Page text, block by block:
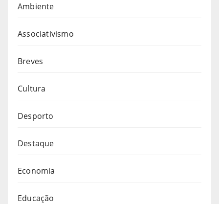
Ambiente
Associativismo
Breves
Cultura
Desporto
Destaque
Economia
Educação